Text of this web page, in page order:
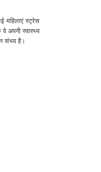
महिलाएं स्ट्रेस
अपनी स्वास्थ्य
संभव है।